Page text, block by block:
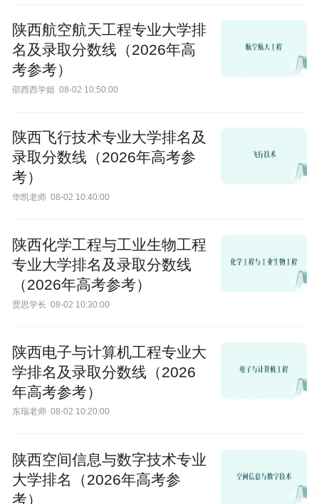
陕西航空航天工程专业大学排
名及录取分数线（2026年高
考参考）
邵西西学姐 08-02 10:50:00
陕西飞行技术专业大学排名及
录取分数线（2026年高考参
考）
华凯老师 08-02 10:40:00
陕西化学工程与工业生物工程
专业大学排名及录取分数线
（2026年高考参考）
贾思学长 08-02 10:30:00
陕西电子与计算机工程专业大
学排名及录取分数线（2026
年高考参考）
东瑞老师 08-02 10:20:00
陕西空间信息与数字技术专业
大学排名（2026年高考参
考）